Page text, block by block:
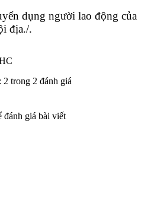
dụng người lao động của
địa./.
trong 2 đánh giá
đánh giá bài viết